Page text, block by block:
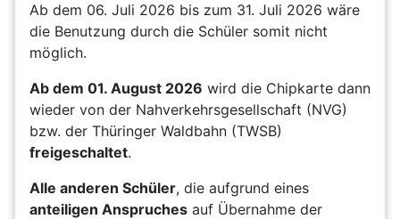
Ab dem 06. Juli 2026 bis zum 31. Juli 2026 wäre
die Benutzung durch die Schüler somit nicht
möglich.
Ab dem 01. August 2026 wird die Chipkarte dann
wieder von der Nahverkehrsgesellschaft (NVG)
bzw. der Thüringer Waldbahn (TWSB)
freigeschaltet.
Alle anderen Schüler, die aufgrund eines
anteiligen Anspruches auf Übernahme der